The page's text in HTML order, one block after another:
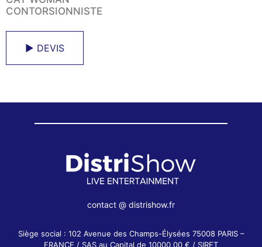
CONTORSIONNISTE
► DEVIS
contact @ distrishow.fr
Siège social : 102 Avenue des Champs-Élysées 75008 PARIS –
FRANCE / SAS au Capital de 10000,00 € / SIRET